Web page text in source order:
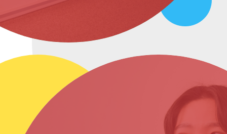
RECRUITMENT
募集要項
正社員
ミュージックメイト
ENTRY